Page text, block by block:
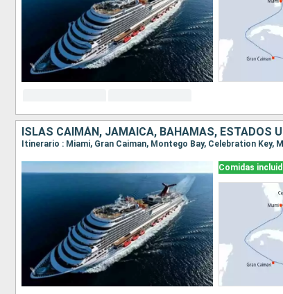
ISLAS CAIMÁN, JAMAICA, BAHAMAS, ESTADOS
Itinerario : Miami, Gran Caiman, Montego Bay, Celebration Key,
Comidas